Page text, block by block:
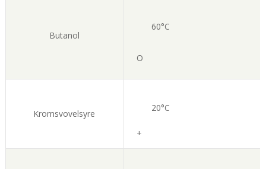
Butanol
60°C
O
Kromsvovelsyre
20°C
+